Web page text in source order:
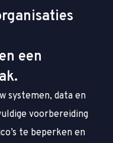
een
systemen, data en
voorbereiding
te beperken en